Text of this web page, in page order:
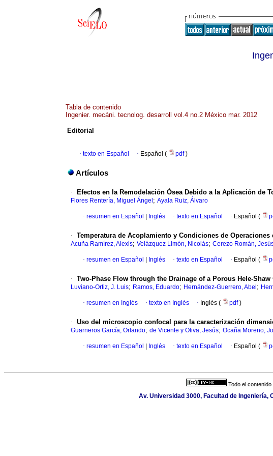
Tabla de contenido
Ingenier. mecáni. tecnolog. desarroll vol.4 no.2 México mar. 2012
Editorial
· texto en Español · Español ( pdf)
Artículos
· Efectos en la Remodelación Ósea Debido a la Aplicación de
Flores Rentería, Miguel Ángel ; Ayala Ruiz, Álvaro
· resumen en Español Inglés · texto en Español · Español (
· Temperatura de Acoplamiento y Condiciones de
Acuña Ramírez, Alexis; Velázquez Limón, Nicolás; Cerezo Román,
· resumen en Español Inglés · texto en Español · Español (
· Two-Phase Flow through the Drainage of a Porous Hele-Shaw
Luviano-Ortiz, J. Luis; Ramos, Eduardo; Hernández-Guerrero, Abel ;
· resumen en Inglés · texto en Inglés · Inglés ( pdf)
· Uso del microscopio confocal para la caracterización
Guarneros García, Orlando; de Vicente y Oliva, Jesús; Ocaña Moreno,
· resumen en Español Inglés · texto en Español · Español (
Todo el
Av. Universidad 3000, Facultad de Ingeniería,